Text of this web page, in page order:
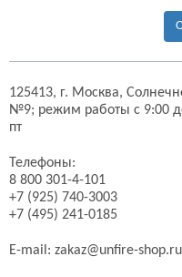
125413, г. Москва,
№9; режим работы с 9:00
пт
Телефоны:
8 800 301-4-101
+7 (925) 740-3003
+7 (495) 241-0185
E-mail: zakaz@unfire-shop.ru